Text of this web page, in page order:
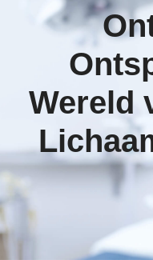
Wereld